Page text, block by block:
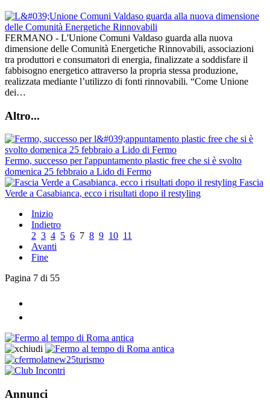
FERMANO - L'Unione Comuni Valdaso guarda alla nuova
dimensione delle Comunità Energetiche Rinnovabili, associazioni
tra produttori e consumatori di energia, finalizzate a soddisfare il
fabbisogno energetico attraverso la propria stessa produzione,
realizzata mediante l’utilizzo di fonti rinnovabili. “Come Unione
dei…
Altro...
Fermo, successo per l'appuntamento plastic free che si è svolto
domenica 25 febbraio a Lido di Fermo
Fascia
Verde a Casabianca, ecco i risultati dopo il restyling
Inizio
Indietro
2 3 4 5 6 7 8 9 10 11
Avanti
Fine
Pagina 7 di 55
Annunci